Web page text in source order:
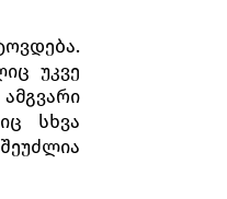
უკვე
სხვა